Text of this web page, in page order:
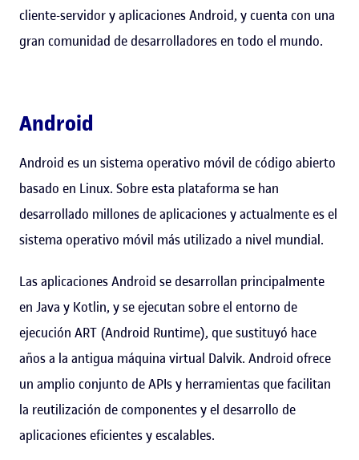
cliente-servidor y aplicaciones Android, y cuenta con una
gran comunidad de desarrolladores en todo el mundo.
Android
Android es un sistema operativo móvil de código abierto
basado en Linux. Sobre esta plataforma se han
desarrollado millones de aplicaciones y actualmente es el
sistema operativo móvil más utilizado a nivel mundial.
Las aplicaciones Android se desarrollan principalmente
en Java y Kotlin, y se ejecutan sobre el entorno de
ejecución ART (Android Runtime), que sustituyó hace
años a la antigua máquina virtual Dalvik. Android ofrece
un amplio conjunto de APIs y herramientas que facilitan
la reutilización de componentes y el desarrollo de
aplicaciones eficientes y escalables.